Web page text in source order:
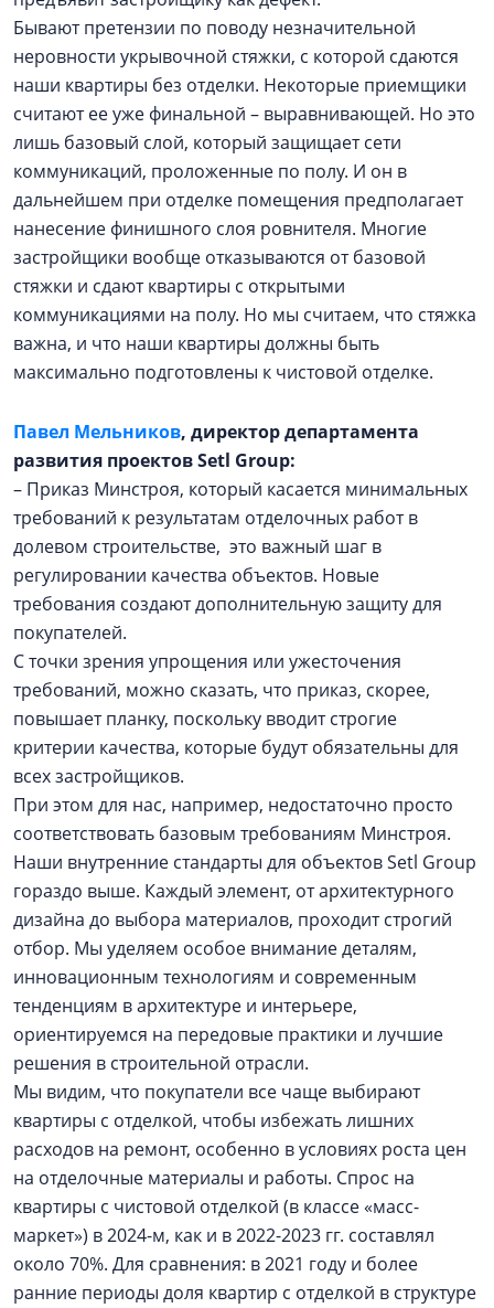
Бывают претензии по поводу незначительной
неровности укрывочной стяжки, с которой сдаются
наши квартиры без отделки. Некоторые приемщики
считают ее уже финальной – выравнивающей. Но это
лишь базовый слой, который защищает сети
коммуникаций, проложенные по полу. И он в
дальнейшем при отделке помещения предполагает
нанесение финишного слоя ровнителя. Многие
застройщики вообще отказываются от базовой
стяжки и сдают квартиры с открытыми
коммуникациями на полу. Но мы считаем, что стяжка
важна, и что наши квартиры должны быть
максимально подготовлены к чистовой отделке.
Павел Мельников, директор департамента
развития проектов Setl Group:
– Приказ Минстроя, который касается минимальных
требований к результатам отделочных работ в
долевом строительстве, это важный шаг в
регулировании качества объектов. Новые
требования создают дополнительную защиту для
покупателей.
С точки зрения упрощения или ужесточения
требований, можно сказать, что приказ, скорее,
повышает планку, поскольку вводит строгие
критерии качества, которые будут обязательны для
всех застройщиков.
При этом для нас, например, недостаточно просто
соответствовать базовым требованиям Минстроя.
Наши внутренние стандарты для объектов Setl Group
гораздо выше. Каждый элемент, от архитектурного
дизайна до выбора материалов, проходит строгий
отбор. Мы уделяем особое внимание деталям,
инновационным технологиям и современным
тенденциям в архитектуре и интерьере,
ориентируемся на передовые практики и лучшие
решения в строительной отрасли.
Мы видим, что покупатели все чаще выбирают
квартиры с отделкой, чтобы избежать лишних
расходов на ремонт, особенно в условиях роста цен
на отделочные материалы и работы. Спрос на
квартиры с чистовой отделкой (в классе «масс-
маркет») в 2024-м, как и в 2022-2023 гг. составлял
около 70%. Для сравнения: в 2021 году и более
ранние периоды доля квартир с отделкой в структуре